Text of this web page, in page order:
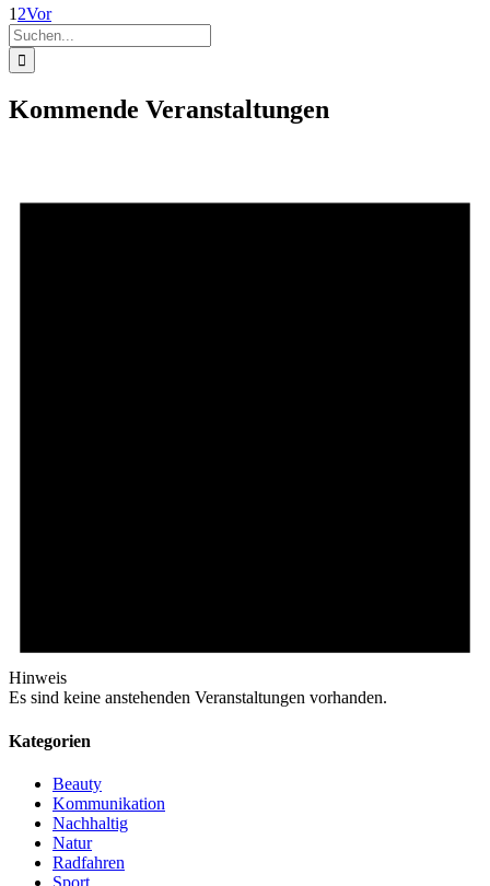
1 2Vor
Suche
nach:
Kommende Veranstaltungen
Hinweis
Es sind keine anstehenden Veranstaltungen vorhanden.
Kategorien
Beauty
Kommunikation
Nachhaltig
Natur
Radfahren
Sport